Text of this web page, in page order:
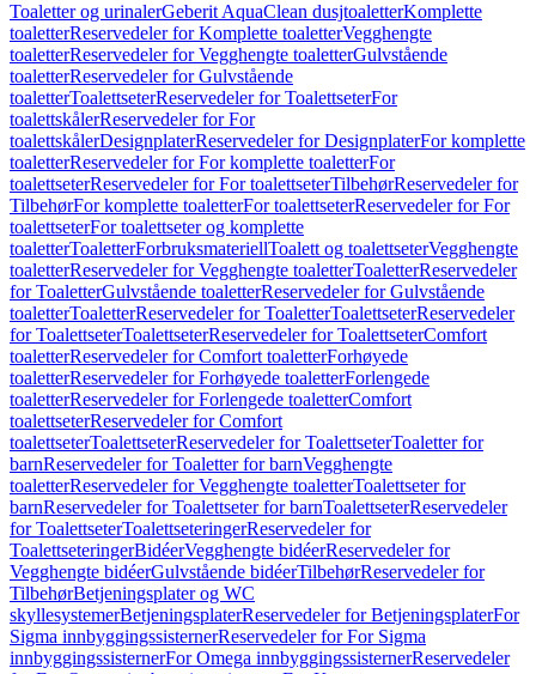
Toaletter og urinalerGeberit AquaClean dusjtoaletterKomplette
toaletterReservedeler for Komplette toaletterVegghengte
toaletterReservedeler for Vegghengte toaletterGulvstående
toaletterReservedeler for Gulvstående
toaletterToalettseterReservedeler for ToalettseterFor
toalettskålerReservedeler for For
toalettskålerDesignplaterReservedeler for DesignplaterFor komplette
toaletterReservedeler for For komplette toaletterFor
toalettseterReservedeler for For toalettseterTilbehørReservedeler for
TilbehørFor komplette toaletterFor toalettseterReservedeler for For
toalettseterFor toalettseter og komplette
toaletterToaletterForbruksmateriellToalett og toalettseterVegghengte
toaletterReservedeler for Vegghengte toaletterToaletterReservedeler
for ToaletterGulvstående toaletterReservedeler for Gulvstående
toaletterToaletterReservedeler for ToaletterToalettseterReservedeler
for ToalettseterToalettseterReservedeler for ToalettseterComfort
toaletterReservedeler for Comfort toaletterForhøyede
toaletterReservedeler for Forhøyede toaletterForlengede
toaletterReservedeler for Forlengede toaletterComfort
toalettseterReservedeler for Comfort
toalettseterToalettseterReservedeler for ToalettseterToaletter for
barnReservedeler for Toaletter for barnVegghengte
toaletterReservedeler for Vegghengte toaletterToalettseter for
barnReservedeler for Toalettseter for barnToalettseterReservedeler
for ToalettseterToalettseteringerReservedeler for
ToalettseteringerBidéerVegghengte bidéerReservedeler for
Vegghengte bidéerGulvstående bidéerTilbehørReservedeler for
TilbehørBetjeningsplater og WC
skyllesystemerBetjeningsplaterReservedeler for BetjeningsplaterFor
Sigma innbyggingssisternerReservedeler for For Sigma
innbyggingssisternerFor Omega innbyggingssisternerReservedeler